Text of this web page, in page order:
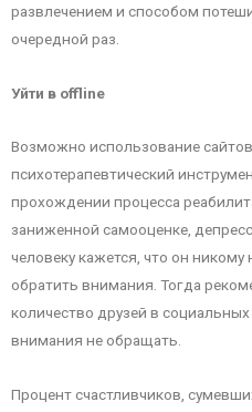
развлечением и способом
очередной раз.
Уйти в offline
Возможно использование
психотерапевтический
прохождении процесса
заниженной самооценке,
человеку кажется, что он никому
обратить внимания. Тогда
количество друзей в социальных
внимания не обращать.
Процент счастливчиков,